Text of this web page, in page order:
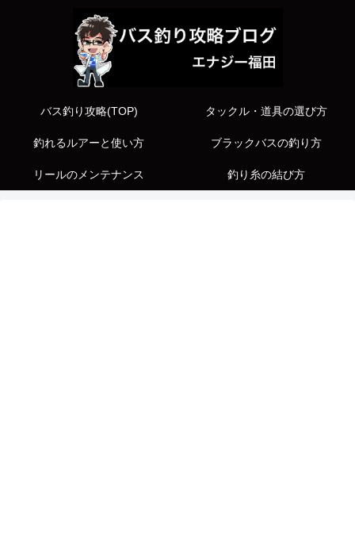
バス釣り攻略(TOP) タックル・道具の選び方
釣れるルアーと使い方 ブラックバスの釣り方
リールのメンテナンス 釣り糸の結び方